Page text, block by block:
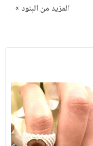
المزيد من البنود »